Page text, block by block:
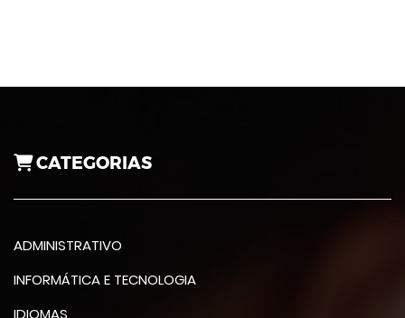
CATEGORIAS
ADMINISTRATIVO
INFORMÁTICA E TECNOLOGIA
IDIOMAS